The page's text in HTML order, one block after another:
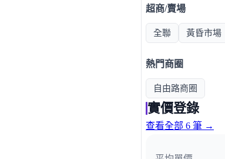
超商/賣場
全聯 黃昏市場
熱門商圈
自由路商圈
實價登錄
查看全部 6 筆 →